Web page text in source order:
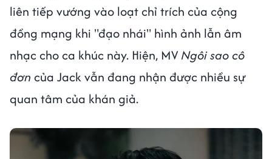
liên tiếp vướng vào loạt chỉ trích của cộng
đồng mạng khi "đạo nhái" hình ảnh lẫn âm
nhạc cho ca khúc này. Hiện, MV Ngôi sao cô
đơn của Jack vẫn đang nhận được nhiều sự
quan tâm của khán giả.